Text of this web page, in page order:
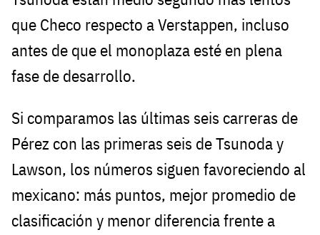
que Checo respecto a Verstappen, incluso
antes de que el monoplaza esté en plena
fase de desarrollo.
Si comparamos las últimas seis carreras de
Pérez con las primeras seis de Tsunoda y
Lawson, los números siguen favoreciendo al
mexicano: más puntos, mejor promedio de
clasificación y menor diferencia frente a